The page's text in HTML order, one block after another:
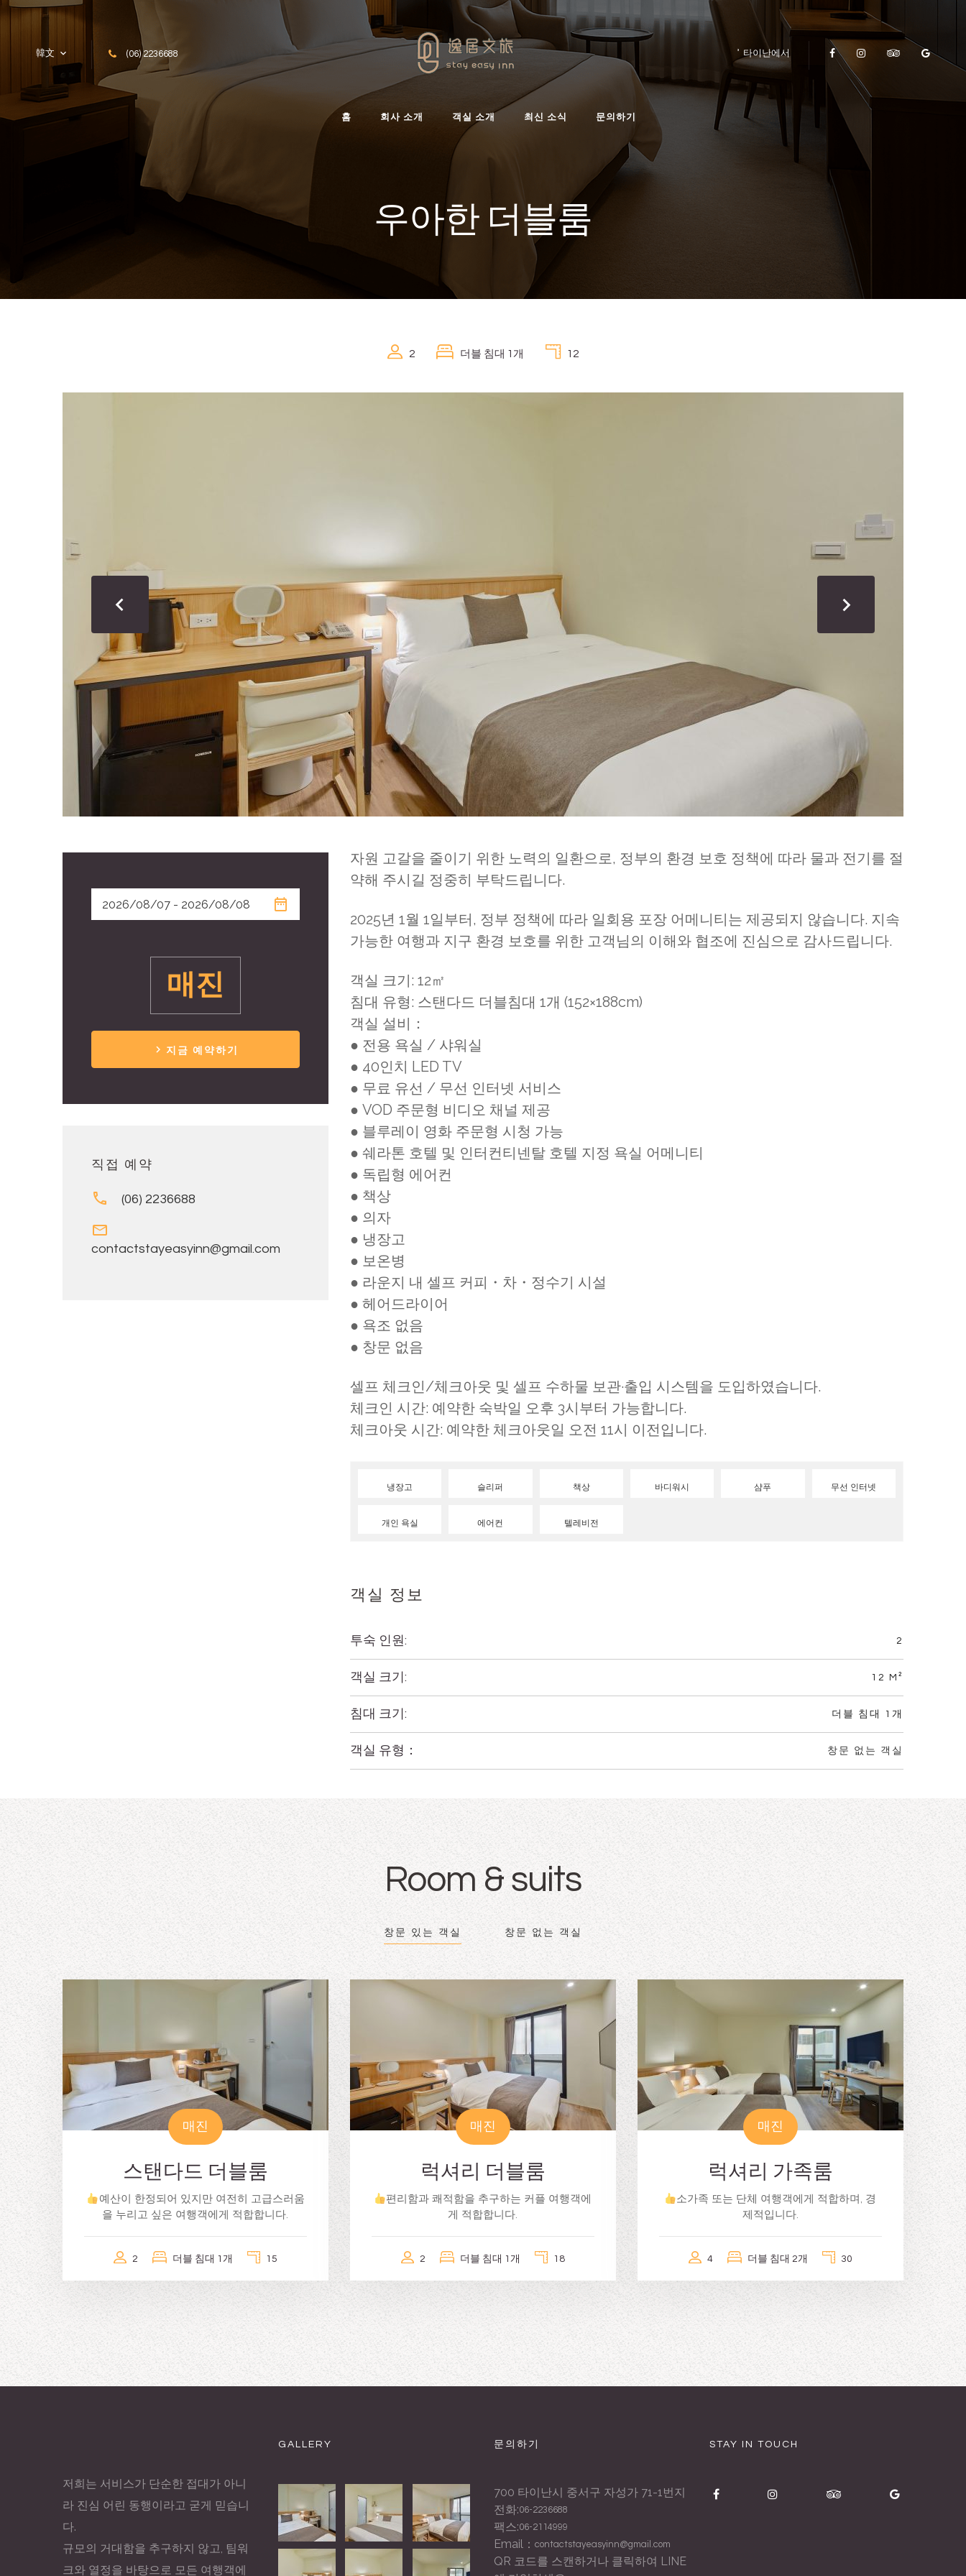
Skip to content
韓文 (06) 2236688 타이난에서
홈 회사 소개 객실 소개 최신 소식 문의하기
우아한 더블룸
2 더블 침대 1개 12
냉장고 슬리퍼 책상 바디워시 샴푸 무선 인터넷
개인 욕실 에어컨 텔레비전
자원 고갈을 줄이기 위한 노력의 일환으로, 정부의 환경 보호 정책에 따라 물과 전기를 절
약해 주시길 정중히 부탁드립니다.
2025년 1월 1일부터, 정부 정책에 따라 일회용 포장 어메니티는 제공되지 않습니다. 지속
가능한 여행과 지구 환경 보호를 위한 고객님의 이해와 협조에 진심으로 감사드립니다.
객실 크기: 12㎡
침대 유형: 스탠다드 더블침대 1개 (152×188cm)
객실 설비：
● 전용 욕실 / 샤워실
● 40인치 LED TV
● 무료 유선 / 무선 인터넷 서비스
● VOD 주문형 비디오 채널 제공
● 블루레이 영화 주문형 시청 가능
● 쉐라톤 호텔 및 인터컨티넨탈 호텔 지정 욕실 어메니티
● 독립형 에어컨
● 책상
● 의자
● 냉장고
● 보온병
● 라운지 내 셀프 커피・차・정수기 시설
● 헤어드라이어
● 욕조 없음
● 창문 없음
셀프 체크인/체크아웃 및 셀프 수하물 보관·출입 시스템을 도입하였습니다.
체크인 시간: 예약한 숙박일 오후 3시부터 가능합니다.
체크아웃 시간: 예약한 체크아웃일 오전 11시 이전입니다.
객실 정보
투숙 인원: 2
객실 크기: 12 M²
침대 크기: 더블 침대 1개
객실 유형： 창문 없는 객실
매진
지금 예약하기
직접 예약
(06) 2236688
contactstayeasyinn@gmail.com
Room & suits
창문 있는 객실 창문 없는 객실
매진
스탠다드 더블룸
예산이 한정되어 있지만 여전히 고급스러움
을 누리고 싶은 여행객에게 적합합니다.
2 더블 침대 1개 15
매진
럭셔리 더블룸
편리함과 쾌적함을 추구하는 커플 여행객에
게 적합합니다.
2 더블 침대 1개 18
매진
럭셔리 가족룸
소가족 또는 단체 여행객에게 적합하며, 경
제적입니다.
4 더블 침대 2개 30
저희는 서비스가 단순한 접대가 아니
라 진심 어린 동행이라고 굳게 믿습니
다.
규모의 거대함을 추구하지 않고, 팀워
크와 열정을 바탕으로 모든 여행객에
GALLERY 문의하기
700 타이난시 중서구 자성가 71-1번지
전화:06-2236688
팩스:06-2114999
Email： contactstayeasyinn@gmail.com
QR 코드를 스캔하거나 클릭하여 LINE
STAY IN TOUCH